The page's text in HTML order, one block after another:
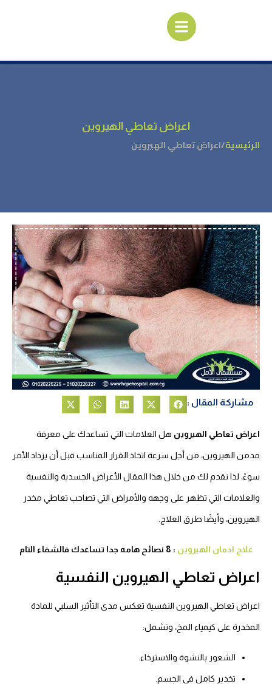
اعراض تعاطي الهيروين
الرئيسية/اعراض تعاطي الهيروين
مشاركة المقال :
اعراض تعاطي الهيروين هل العلامات التي تساعدك على معرفة
مدمن الهيروين، من أجل سرعة اتخاذ القرار المناسب قبل أن يزداد الأمر
سوءً، لذا نقدم لك من خلال هذا المقال الأعراض الجسدية والنفسية
والعلامات التي تظهر على وجهه والأمراض التي تصاحب تعاطي مخدر
الهيروين، وأيضًا طرق العلاج.
علاج ادمان الهيروين : 8 نصائح هامه جدا تساعدك فالشفاء التام
اعراض تعاطي الهيروين النفسية
اعراض تعاطي الهيروين النفسية تعكس مدى التأثير السلبي للمادة
المخدرة على كيمياء المخ، وتشمل:
الشعور بالنشوة والاسترخاء.
تخدير كامل في الجسم.